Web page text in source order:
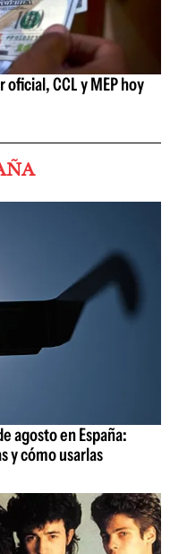
oficial, CCL y MEP hoy
agosto en España:
y cómo usarlas